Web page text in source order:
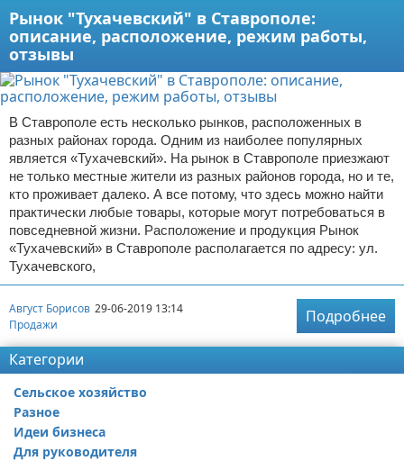
Рынок "Тухачевский" в Ставрополе:
описание, расположение, режим работы,
отзывы
В Ставрополе есть несколько рынков, расположенных в
разных районах города. Одним из наиболее популярных
является «Тухачевский». На рынок в Ставрополе приезжают
не только местные жители из разных районов города, но и те,
кто проживает далеко. А все потому, что здесь можно найти
практически любые товары, которые могут потребоваться в
повседневной жизни. Расположение и продукция Рынок
«Тухачевский» в Ставрополе располагается по адресу: ул.
Тухачевского,
Август Борисов 29-06-2019 13:14
Продажи
Подробнее
Категории
Сельское хозяйство
Разное
Идеи бизнеса
Для руководителя